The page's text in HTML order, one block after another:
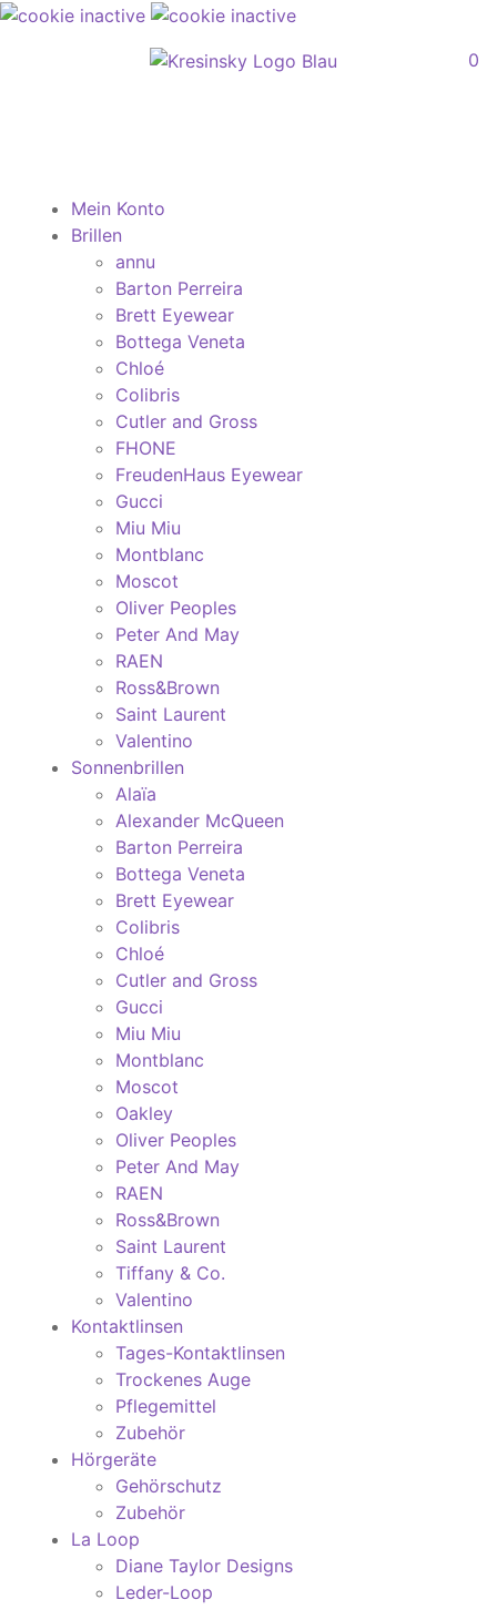
0
Mein Konto
Brillen
annu
Barton Perreira
Brett Eyewear
Bottega Veneta
Chloé
Colibris
Cutler and Gross
FHONE
FreudenHaus Eyewear
Gucci
Miu Miu
Montblanc
Moscot
Oliver Peoples
Peter And May
RAEN
Ross&Brown
Saint Laurent
Valentino
Sonnenbrillen
Alaïa
Alexander McQueen
Barton Perreira
Bottega Veneta
Brett Eyewear
Colibris
Chloé
Cutler and Gross
Gucci
Miu Miu
Montblanc
Moscot
Oakley
Oliver Peoples
Peter And May
RAEN
Ross&Brown
Saint Laurent
Tiffany & Co.
Valentino
Kontaktlinsen
Tages-Kontaktlinsen
Trockenes Auge
Pflegemittel
Zubehör
Hörgeräte
Gehörschutz
Zubehör
La Loop
Diane Taylor Designs
Leder-Loop